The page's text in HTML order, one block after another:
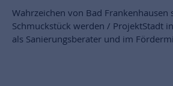
Wahrzeichen von Bad Frankenhausen
Schmuckstück werden / ProjektStadt
als Sanierungsberater und im